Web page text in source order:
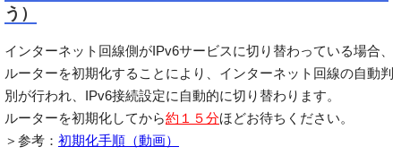
う）
インターネット回線側がIPv6サービスに切り替わっている場合、
ルーターを初期化することにより、インターネット回線の自動判
別が行われ、IPv6接続設定に自動的に切り替わります。
ルーターを初期化してから約１５分ほどお待ちください。
＞参考： 初期化手順（動画）